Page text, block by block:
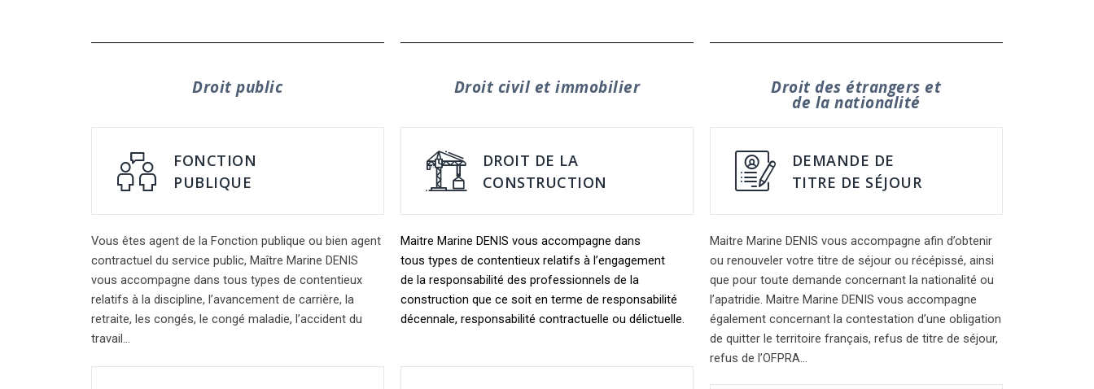
Droit public
FONCTION
PUBLIQUE
Vous êtes agent de la Fonction publique ou bien agent
contractuel du service public, Maître Marine DENIS
vous accompagne dans tous types de contentieux
relatifs à la discipline, l’avancement de carrière, la
retraite, les congés, le congé maladie, l’accident du
travail…
Droit civil et immobilier
DROIT DE LA
CONSTRUCTION
Maitre Marine DENIS vous accompagne dans
tous types de contentieux relatifs à l’engagement
de la responsabilité des professionnels de la
construction que ce soit en terme de responsabilité
décennale, responsabilité contractuelle ou délictuelle.
Droit des étrangers et
de la nationalité
DEMANDE DE
TITRE DE SÉJOUR
Maitre Marine DENIS vous accompagne afin d’obtenir
ou renouveler votre titre de séjour ou récépissé, ainsi
que pour toute demande concernant la nationalité ou
l’apatridie. Maitre Marine DENIS vous accompagne
également concernant la contestation d’une obligation
de quitter le territoire français, refus de titre de séjour,
refus de l’OFPRA…